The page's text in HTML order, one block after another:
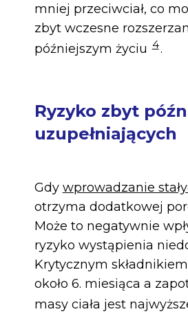
mniej przeciwciał, co
zbyt wczesne
późniejszym życiu 4.
Ryzyko zbyt
uzupełniających
Gdy wprowadzanie
otrzyma dodatkowej
Może to negatywnie
ryzyko wystąpienia
Krytycznym
około 6. miesiąca a
masy ciała jest